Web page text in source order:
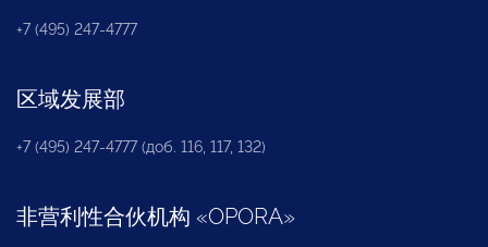
+7 (495) 247-4777
区域发展部
+7 (495) 247-4777 (доб. 116, 117, 132)
非营利性合伙机构 «OPORA»